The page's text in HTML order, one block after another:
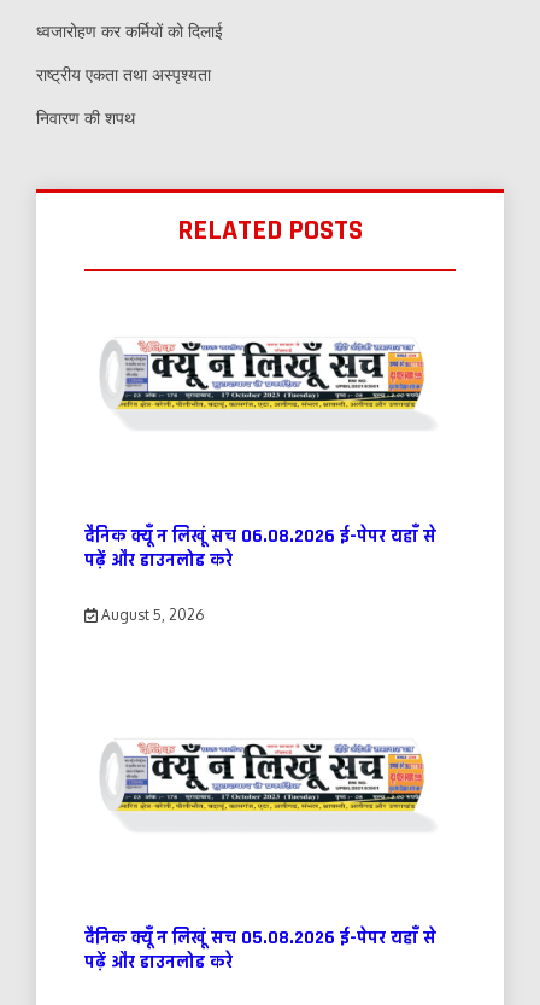
ध्वजारोहण कर कर्मियों को दिलाई
राष्ट्रीय एकता तथा अस्पृश्यता
निवारण की शपथ
RELATED POSTS
दैनिक क्यूँ न लिखूं सच 06.08.2026 ई-पेपर यहाँ से
पढ़ें और डाउनलोड करे
August 5, 2026
दैनिक क्यूँ न लिखूं सच 05.08.2026 ई-पेपर यहाँ से
पढ़ें और डाउनलोड करे